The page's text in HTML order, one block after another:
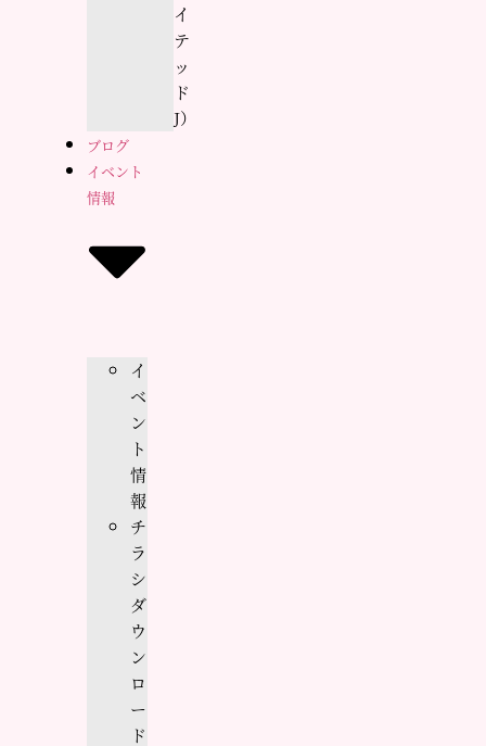
イ
テ
ッ
ド
J）
ブログ
イベント
情報
イ
ベ
ン
ト
情
報
チ
ラ
シ
ダ
ウ
ン
ロ
ー
ド